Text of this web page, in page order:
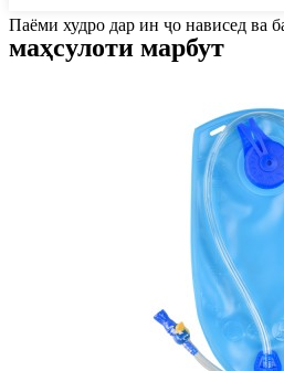
Паёми худро дар ин ҷо нависед ва
маҳсулоти марбут